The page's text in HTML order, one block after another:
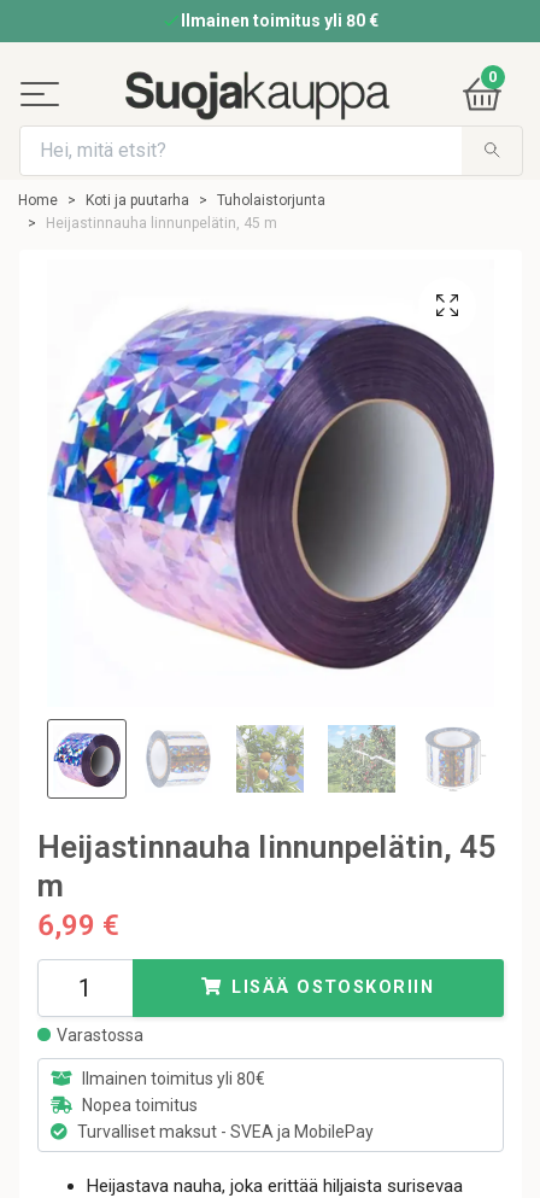
Ilmainen toimitus yli 80 €
0
Home Koti ja puutarha
Tuholaistorjunta
Heijastinnauha linnunpelätin, 45 m
Heijastinnauha linnunpelätin, 45
m
6,99 €
LISÄÄ OSTOSKORIIN
Varastossa
Ilmainen toimitus yli 80€
Nopea toimitus
Turvalliset maksut - SVEA ja MobilePay
Heijastava nauha, joka erittää hiljaista surisevaa